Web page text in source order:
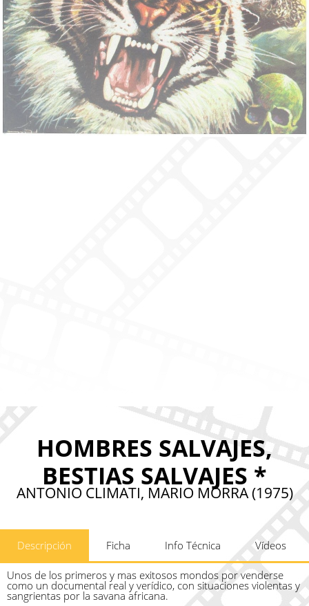
HOMBRES SALVAJES,
BESTIAS SALVAJES *
ANTONIO CLIMATI, MARIO MORRA (1975)
Descripción Ficha Info Técnica Vídeos
Unos de los primeros y mas exitosos mondos por venderse
como un documental real y verídico, con situaciones violentas y
sangrientas por la savana africana.